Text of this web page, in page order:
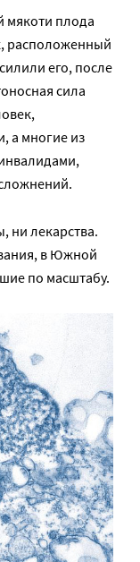
мякоти плода
расположенный
его, после
сила
а многие из
ни лекарства.
в Южной
по масштабу.